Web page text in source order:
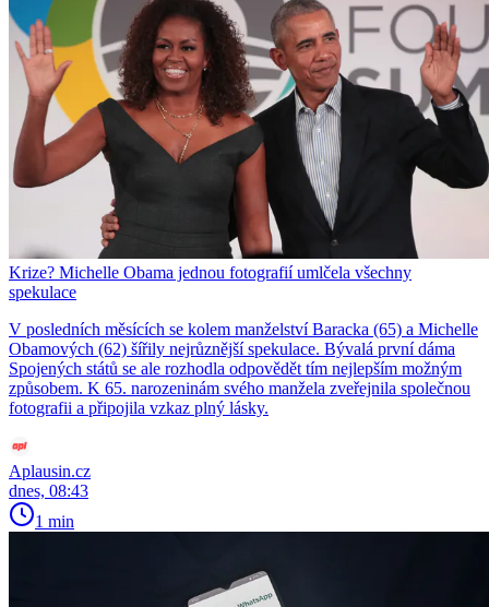
Krize? Michelle Obama jednou fotografií umlčela všechny
spekulace
V posledních měsících se kolem manželství Baracka (65) a Michelle
Obamových (62) šířily nejrůznější spekulace. Bývalá první dáma
Spojených států se ale rozhodla odpovědět tím nejlepším možným
způsobem. K 65. narozeninám svého manžela zveřejnila společnou
fotografii a připojila vzkaz plný lásky.
Aplausin.cz
dnes, 08:43
1 min